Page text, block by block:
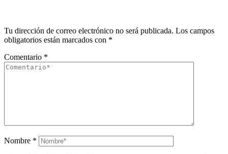
Tu dirección de correo electrónico no será publicada. Los campos
obligatorios están marcados con *
Comentario *
Nombre *